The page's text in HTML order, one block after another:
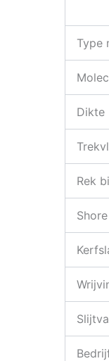
Type
Dikte
Rek